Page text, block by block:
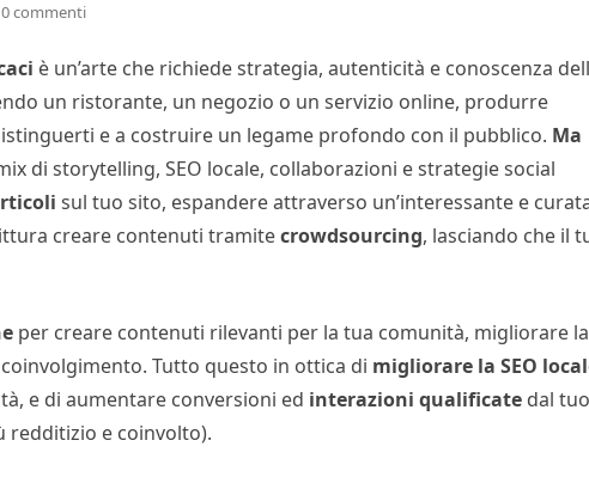
0 commenti
è un’arte che richiede strategia, autenticità e conoscenza
un ristorante, un negozio o un servizio online, produrre
e a costruire un legame profondo con il pubblico. Ma
di storytelling, SEO locale, collaborazioni e strategie social
sul tuo sito, espandere attraverso un’interessante e
creare contenuti tramitecrowdsourcing, lasciando che il
per creare contenuti rilevanti per la tua comunità, migliorare la
Tutto questo in ottica di migliorare la SEO
e di aumentare conversioni ed interazioni qualificate dal tuo
redditizio e coinvolto).